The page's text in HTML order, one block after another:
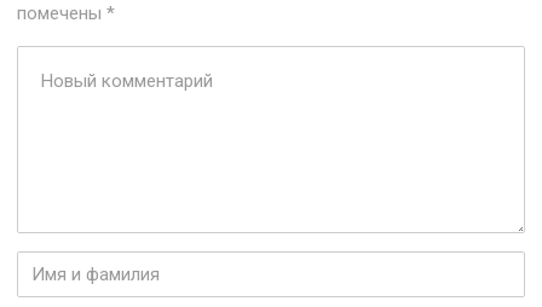
помечены*
комментарий*
Имя
и